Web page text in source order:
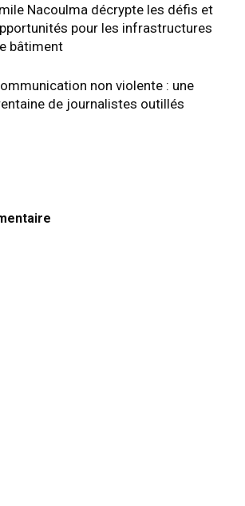
Nacoulma décrypte les défis et
pour les infrastructures
bâtiment
non violente : une
de journalistes outillés